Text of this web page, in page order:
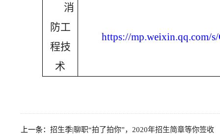
消
防工
程技
术
https://mp.weixin.qq.com/
上一条： 招生季|聊职“拍了拍你”，2020年招生简章等你签收